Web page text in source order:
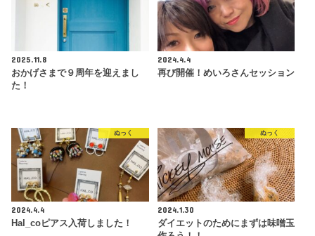
2025.11.8
おかげさまで９周年を迎えまし
た！
2024.4.4
再び開催！めいろさんセッション
ぬっく
2024.4.4
Hal_coピアス入荷しました！
ぬっく
2024.1.30
ダイエットのためにまずは味噌玉